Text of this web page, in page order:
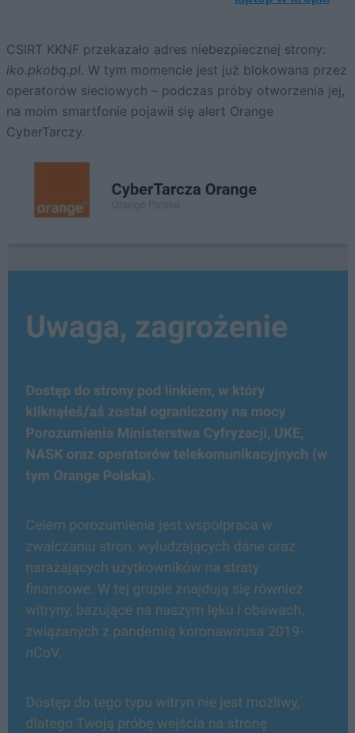
CSIRT KKNF przekazało adres niebezpiecznej strony:
iko.pkobq.pl. W tym momencie jest już blokowana przez
operatorów sieciowych – podczas próby otworzenia jej,
na moim smartfonie pojawił się alert Orange
CyberTarczy.